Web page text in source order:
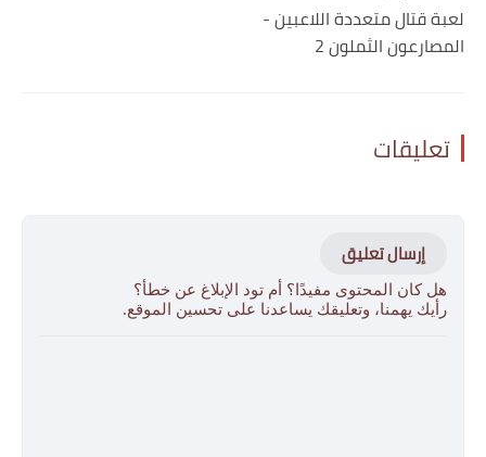
لعبة قتال متعددة اللاعبين -
المصارعون الثملون 2
تعليقات
إرسال تعليق
هل كان المحتوى مفيدًا؟ أم تود الإبلاغ عن خطأ؟
رأيك يهمنا، وتعليقك يساعدنا على تحسين الموقع.